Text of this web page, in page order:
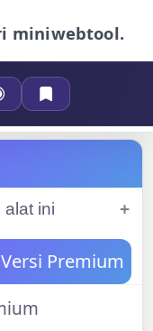
miniwebtool.
ini
Premium